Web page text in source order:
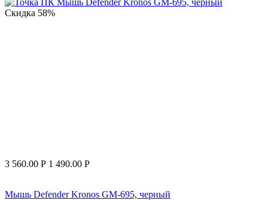
Скидка 58%
3 560.00 Р 1 490.00 Р
Мышь Defender Kronos GM-695, черный